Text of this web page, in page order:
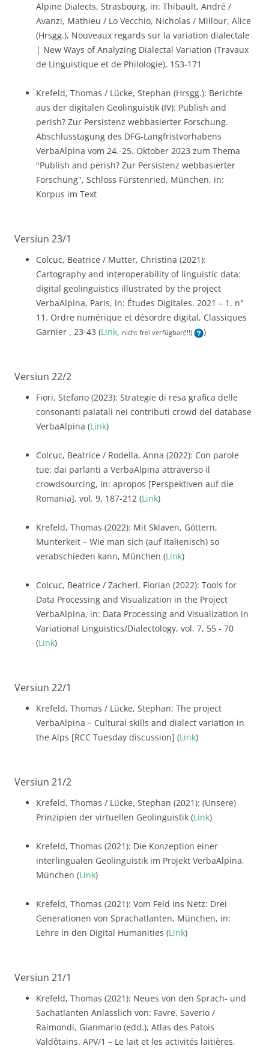
Alpine Dialects, Strasbourg, in: Thibault, André /
Avanzi, Mathieu / Lo Vecchio, Nicholas / Millour, Alice
(Hrsgg.), Nouveaux regards sur la variation dialectale
| New Ways of Analyzing Dialectal Variation (Travaux
de Linguistique et de Philologie), 153-171
Krefeld, Thomas / Lücke, Stephan (Hrsgg.): Berichte
aus der digitalen Geolinguistik (IV): Publish and
perish? Zur Persistenz webbasierter Forschung.
Abschlusstagung des DFG-Langfristvorhabens
VerbaAlpina vom 24.-25. Oktober 2023 zum Thema
"Publish and perish? Zur Persistenz webbasierter
Forschung", Schloss Fürstenried, München, in:
Korpus im Text
Versiun 23/1
Colcuc, Beatrice / Mutter, Christina (2021):
Cartography and interoperability of linguistic data:
digital geolinguistics illustrated by the project
VerbaAlpina, Paris, in: Études Digitales. 2021 – 1. n°
11. Ordre numérique et désordre digital, Classiques
Garnier , 23-43 (Link, nicht frei verfügbar(!!!) )
Versiun 22/2
Fiori, Stefano (2023): Strategie di resa grafica delle
consonanti palatali nei contributi crowd del database
VerbaAlpina (Link)
Colcuc, Beatrice / Rodella, Anna (2022): Con parole
tue: dai parlanti a VerbaAlpina attraverso il
crowdsourcing, in: apropos [Perspektiven auf die
Romania], vol. 9, 187-212 (Link)
Krefeld, Thomas (2022): Mit Sklaven, Göttern,
Munterkeit – Wie man sich (auf Italienisch) so
verabschieden kann, München (Link)
Colcuc, Beatrice / Zacherl, Florian (2022): Tools for
Data Processing and Visualization in the Project
VerbaAlpina, in: Data Processing and Visualization in
Variational Linguistics/Dialectology, vol. 7, 55 - 70
(Link)
Versiun 22/1
Krefeld, Thomas / Lücke, Stephan: The project
VerbaAlpina – Cultural skills and dialect variation in
the Alps [RCC Tuesday discussion] (Link)
Versiun 21/2
Krefeld, Thomas / Lücke, Stephan (2021): (Unsere)
Prinzipien der virtuellen Geolinguistik (Link)
Krefeld, Thomas (2021): Die Konzeption einer
interlingualen Geolinguistik im Projekt VerbaAlpina,
München (Link)
Krefeld, Thomas (2021): Vom Feld ins Netz: Drei
Generationen von Sprachatlanten, München, in:
Lehre in den Digital Humanities (Link)
Versiun 21/1
Krefeld, Thomas (2021): Neues von den Sprach- und
Sachatlanten Anlässlich von: Favre, Saverio /
Raimondi, Gianmario (edd.), Atlas des Patois
Valdôtains. APV/1 – Le lait et les activités laitières,